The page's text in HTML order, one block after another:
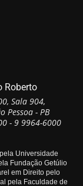
Roberto
Sala 904,
Pessoa - PB
- 9 9964-6000
Universidade
Fundação Getúlio
em Direito pelo
pela Faculdade de